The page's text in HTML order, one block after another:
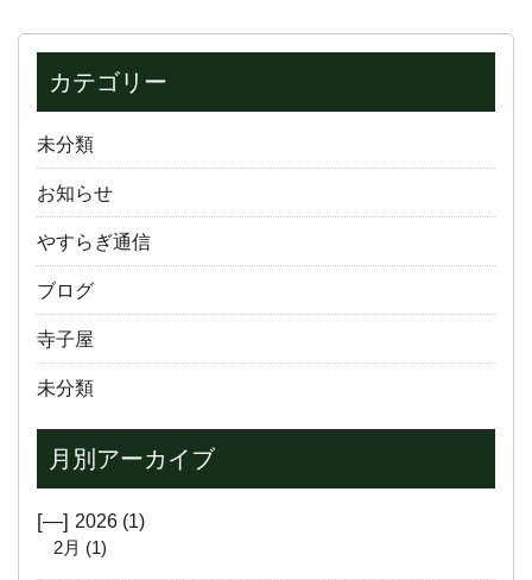
カテゴリー
未分類
お知らせ
やすらぎ通信
ブログ
寺子屋
未分類
月別アーカイブ
[—] 2026 (1)
2月 (1)